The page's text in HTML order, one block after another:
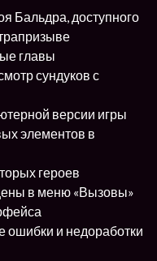
Бальдра, доступного
главы
сундуков с
версии игры
элементов в
героев
в меню «Вызовы»
и недоработки